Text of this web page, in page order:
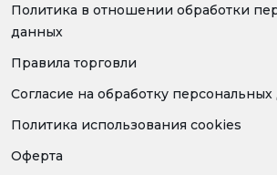
Политика в отношении обработки
данных
Правила торговли
Согласие на обработку
Политика использования cookies
Оферта